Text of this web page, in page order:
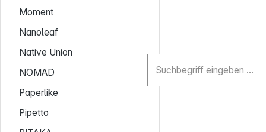
Moment
Nanoleaf
Native Union
NOMAD
Paperlike
Pipetto